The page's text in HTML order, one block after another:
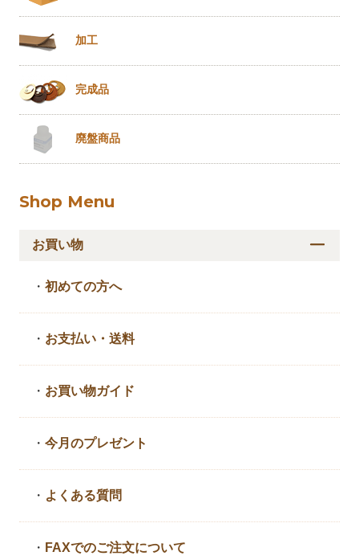
加工
完成品
廃盤商品
Shop Menu
お買い物
・初めての方へ
・ お支払い・送料
・ お買い物ガイド
・今月のプレゼント
・ よくある質問
・ FAXでのご注文について